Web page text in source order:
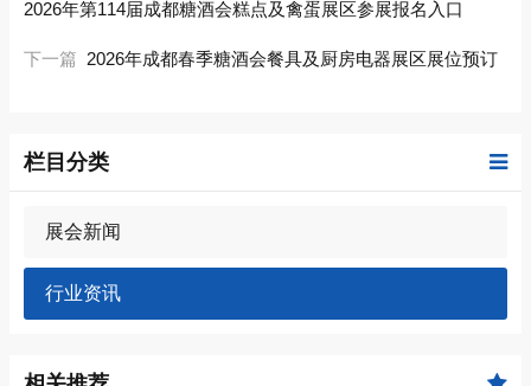
2026年第114届成都糖酒会糕点及禽蛋展区参展报名入口
下一篇 2026年成都春季糖酒会餐具及厨房电器展区展位预订
栏目分类
展会新闻
行业资讯